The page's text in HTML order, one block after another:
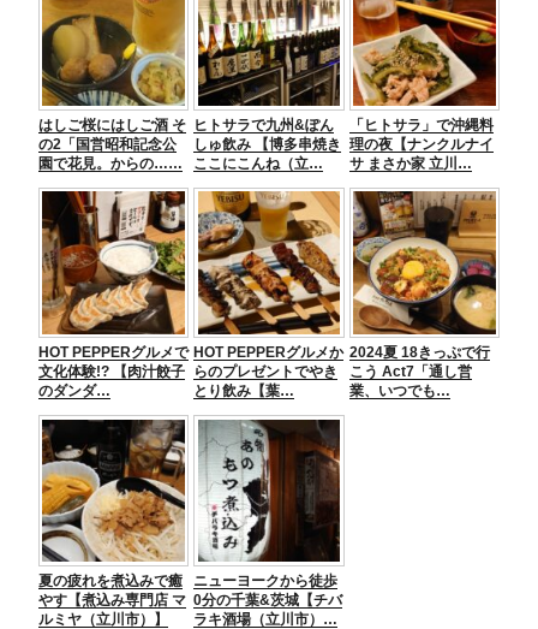
b
o
o
k
a
n
g
er
はしご桜にはしご酒 そ
の2「国営昭和記念公
園で花見。からの……
ヒトサラで九州&ぽん
しゅ飲み 【博多串焼き
ここにこんね（立…
「ヒトサラ」で沖縄料
理の夜【ナンクルナイ
サ まさか家 立川…
HOT PEPPERグルメで
文化体験!? 【肉汁餃子
のダンダ…
HOT PEPPERグルメか
らのプレゼントでやき
とり飲み【葉…
2024夏 18きっぷで行
こう Act7「通し営
業、いつでも…
夏の疲れを煮込みで癒
やす【煮込み専門店 マ
ルミヤ（立川市）】
ニューヨークから徒歩
0分の千葉&茨城【チバ
ラキ酒場（立川市）…